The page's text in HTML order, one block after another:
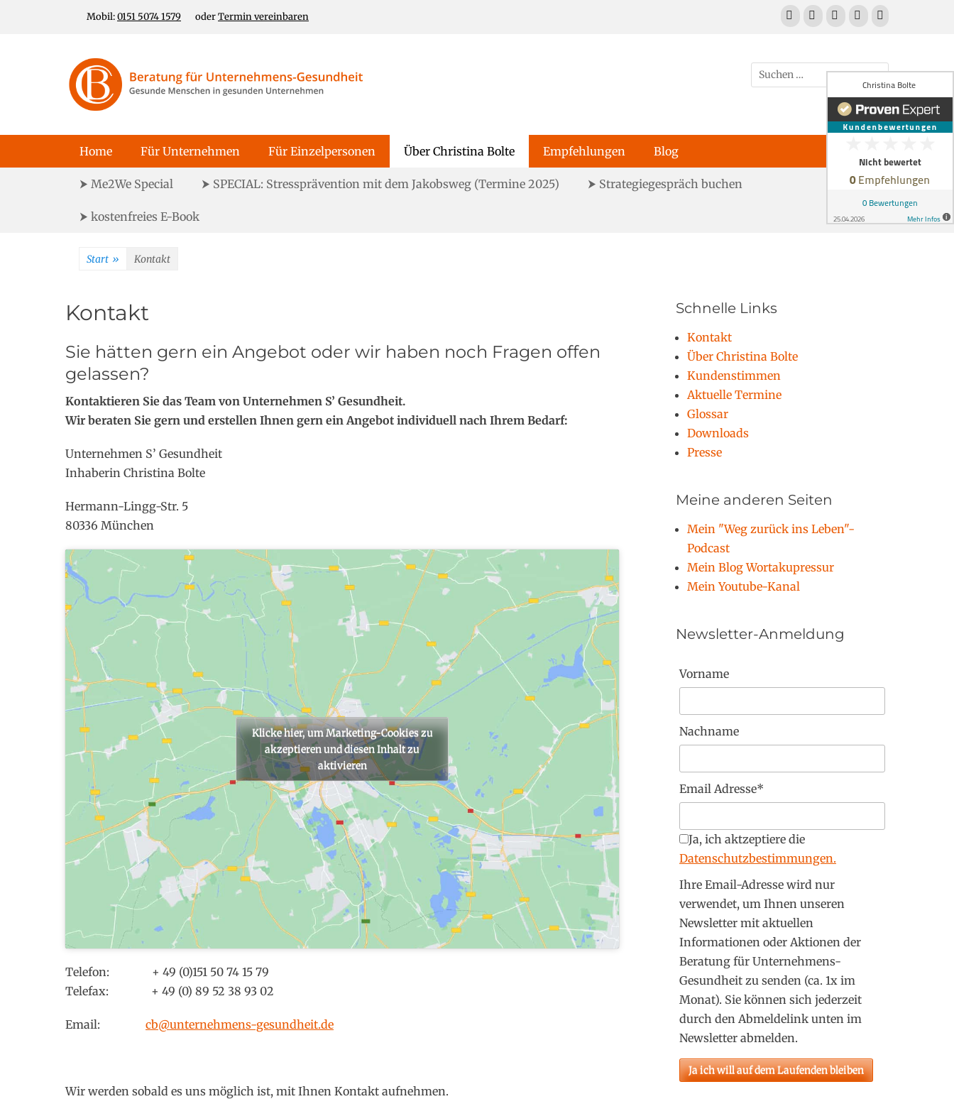
Header Top Menu
Mobil:0151 5074 1579 oderTermin vereinbaren Facebook LinkedInYouTube
Unternehmens-Gesundheit!
Für gesunde Menschen in gesunden Unternehmen
Suchen
nach:
Primäres Menü
Home Für Unternehmen Für Einzelpersonen Über Christina Bolte Empfehlungen Blog
Sekundäres Menü
⮞ Me2We Special ⮞ SPECIAL: Stressprävention mit dem Jakobsweg (Termine 2025) ⮞ Strategiegespräch buchen
⮞ kostenfreies E-Book
Start » Kontakt
Kontakt
Sie hätten gern ein Angebot oder wir haben noch Fragen offen
gelassen?
Kontaktieren Sie das Team von Unternehmen S’ Gesundheit.
Wir beraten Sie gern und erstellen Ihnen gern ein Angebot individuell nach Ihrem Bedarf:
Unternehmen S’ Gesundheit
Inhaberin Christina Bolte
Hermann-Lingg-Str. 5
80336 München
Klicke hier, um Marketing-Cookies zu
akzeptieren und diesen Inhalt zu
aktivieren
Telefon: + 49 (0)151 50 74 15 79
Telefax: + 49 (0) 89 52 38 93 02
Email: cb@unternehmens-gesundheit.de
Wir werden sobald es uns möglich ist, mit Ihnen Kontakt aufnehmen.
Schnelle Links
Kontakt
Über Christina Bolte
Kundenstimmen
Aktuelle Termine
Glossar
Downloads
Presse
Meine anderen Seiten
Mein "Weg zurück ins Leben"-
Podcast
Mein Blog Wortakupressur
Mein Youtube-Kanal
Newsletter-Anmeldung
Vorname
Nachname
Email Adresse*
Ja, ich aktzeptiere die
Datenschutzbestimmungen.
Ihre Email-Adresse wird nur
verwendet, um Ihnen unseren
Newsletter mit aktuellen
Informationen oder Aktionen der
Beratung für Unternehmens-
Gesundheit zu senden (ca. 1x im
Monat). Sie können sich jederzeit
durch den Abmeldelink unten im
Newsletter abmelden.